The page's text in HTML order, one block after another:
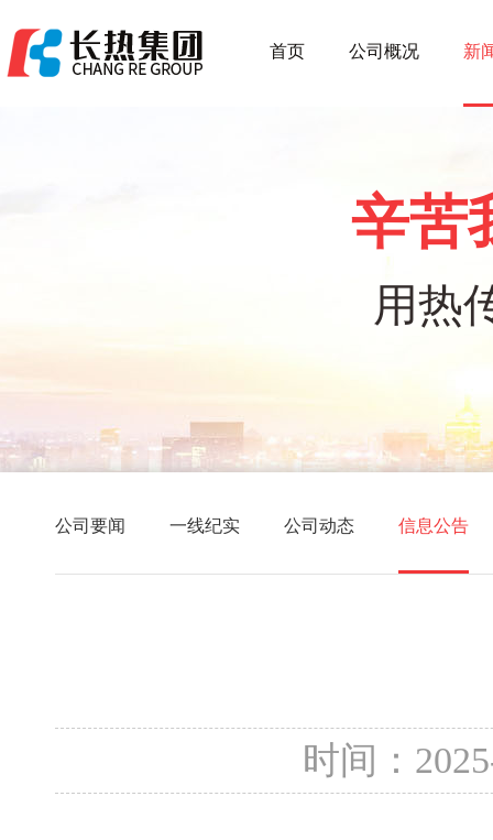
首页 公司概况 新
辛苦
用热
公司要闻 一线纪实 公司动态 信息公告
时间：